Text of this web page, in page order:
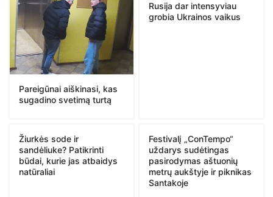
Pareigūnai aiškinasi, kas
sugadino svetimą turtą
Rusija dar intensyviau
grobia Ukrainos vaikus
Žiurkės sode ir
sandėliuke? Patikrinti
būdai, kurie jas atbaidys
natūraliai
Festivalį „ConTempo“
uždarys sudėtingas
pasirodymas aštuonių
metrų aukštyje ir piknikas
Santakoje